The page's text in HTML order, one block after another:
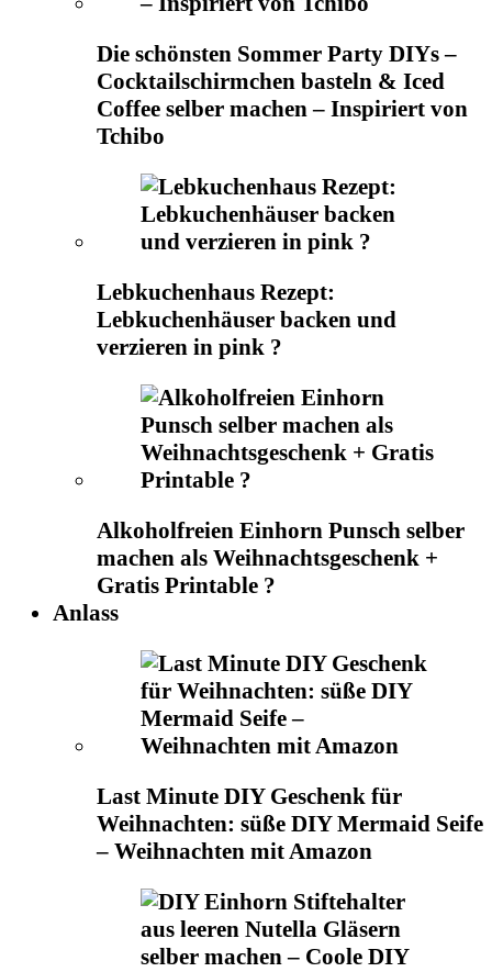
Die schönsten Sommer Party DIYs –
Cocktailschirmchen basteln & Iced
Coffee selber machen – Inspiriert von
Tchibo
Lebkuchenhaus Rezept:
Lebkuchenhäuser backen und
verzieren in pink ?
Alkoholfreien Einhorn Punsch selber
machen als Weihnachtsgeschenk +
Gratis Printable ?
Anlass
Last Minute DIY Geschenk für
Weihnachten: süße DIY Mermaid Seife
– Weihnachten mit Amazon